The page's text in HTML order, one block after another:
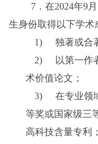
7 ．在2024年9月
生身份取得以下学术
1)
独著或合
2)
以第一作
术价值论文；
3)
在专业领
等奖或国家级三
高科技含量专利；